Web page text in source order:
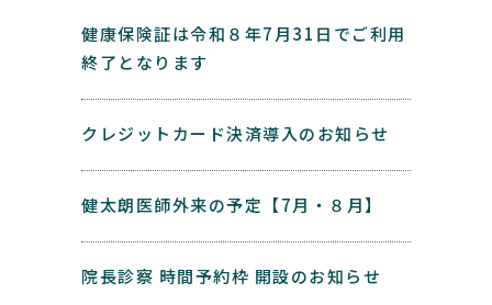
健康保険証は令和８年7月31日でご利用
終了となります
クレジットカード決済導入のお知らせ
健太朗医師外来の予定【7月・８月】
院長診察 時間予約枠 開設のお知らせ